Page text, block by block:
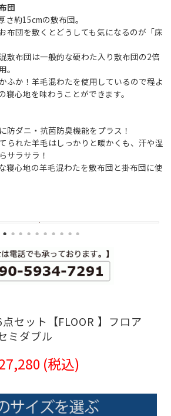
団
さ約15cmの敷布団。
布団を敷くとどうしても気になるのが「床
敷布団は一般的な硬わた入り敷布団の2倍
。
ふか！羊毛混わたを使用しているので程よ
寝心地を味わうことができます。
防ダニ・抗菌防臭機能をプラス！
られた羊毛はしっかりと暖かくも、汗や湿
サラサラ！
寝心地の羊毛混わたを敷布団と掛布団に使
セット【FLOOR 】フロア
ミダブル
(税込)